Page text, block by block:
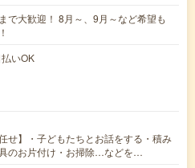
で大歓迎！ 8月～、9月～など希望も
いOK
せ】・子どもたちとお話をする・積み
のお片付け・お掃除…などを…